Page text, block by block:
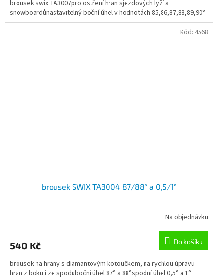
brousek swix TA3007pro ostření hran sjezdových lyží a
snowboardůnastavitelný boční úhel v hodnotách 85,86,87,88,89,90°
brousek SWIX TA3004 87/88° a 0,5/1°
Na objednávku
540 Kč Do košíku
brousek na hrany s diamantovým kotoučkem, na rychlou úpravu
hran z boku i ze spoduboční úhel 87° a 88°spodní úhel 0,5° a 1°
Kód: 4568